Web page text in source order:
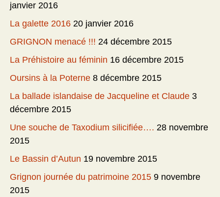
janvier 2016
La galette 2016 20 janvier 2016
GRIGNON menacé !!! 24 décembre 2015
La Préhistoire au féminin 16 décembre 2015
Oursins à la Poterne 8 décembre 2015
La ballade islandaise de Jacqueline et Claude 3
décembre 2015
Une souche de Taxodium silicifiée…. 28 novembre
2015
Le Bassin d’Autun 19 novembre 2015
Grignon journée du patrimoine 2015 9 novembre
2015